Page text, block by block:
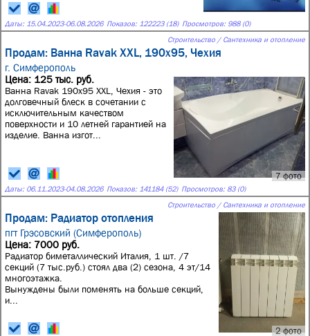
Даты: 15.04.2023-06.08.2026 Показов: 122223 (18) Просмотров: 988 (0)
Строительство / Сантехника и отопление
Продам: Ванна Ravak XXL, 190x95, Чехия
г. Симферополь
7 фото
Цена: 125 тыс. руб.
Ванна Ravak 190x95 XXL, Чехия - это
долговечный блеск в сочетании с
исключительным качеством
поверхности и 10 летней гарантией на
изделие. Ванна изгот...
Даты: 06.11.2023-04.08.2026 Показов: 141184 (52) Просмотров: 83 (0)
Строительство / Сантехника и отопление
Продам: Радиатор отопления
пгт Грэсовский (Симферополь)
2 фото
Цена: 7000 руб.
Радиатор биметаллический Италия, 1 шт. /7
секций (7 тыс.руб.) стоял два (2) сезона, 4 эт/14
многоэтажка.
Вынуждены были поменять на больше секций,
и...